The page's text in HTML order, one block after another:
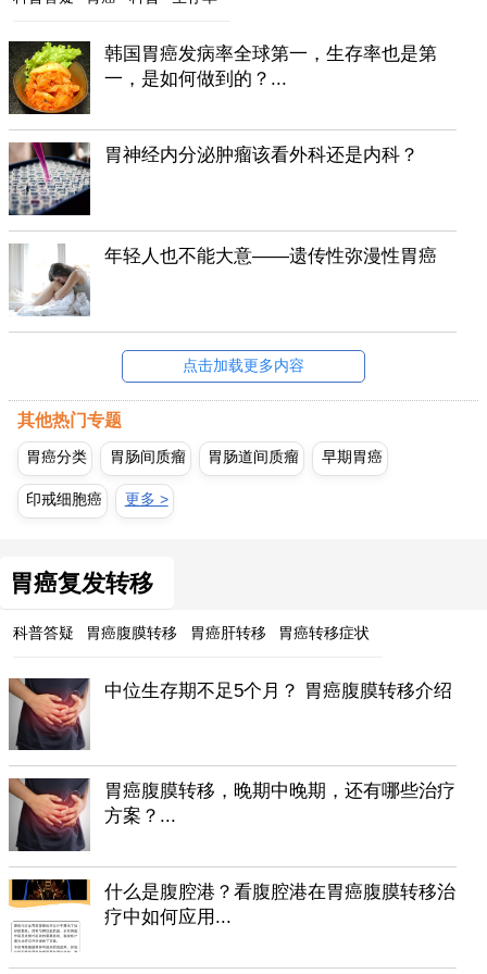
韩国胃癌发病率全球第一，生存率也是第
一，是如何做到的？...
胃神经内分泌肿瘤该看外科还是内科？
年轻人也不能大意——遗传性弥漫性胃癌
点击加载更多内容
其他热门专题
胃癌分类 胃肠间质瘤 胃肠道间质瘤 早期胃癌
印戒细胞癌 更多 >
胃癌复发转移
科普答疑 胃癌腹膜转移 胃癌肝转移 胃癌转移症状
中位生存期不足5个月？ 胃癌腹膜转移介绍
胃癌腹膜转移，晚期中晚期，还有哪些治疗
方案？...
什么是腹腔港？看腹腔港在胃癌腹膜转移治
疗中如何应用...